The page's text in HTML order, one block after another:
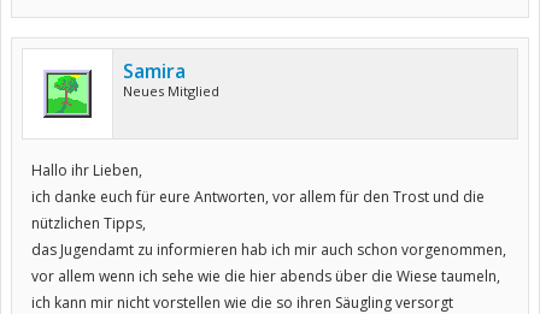
Samira
Neues Mitglied
Hallo ihr Lieben,
ich danke euch für eure Antworten, vor allem für den Trost und die
nützlichen Tipps,
das Jugendamt zu informieren hab ich mir auch schon vorgenommen,
vor allem wenn ich sehe wie die hier abends über die Wiese taumeln,
ich kann mir nicht vorstellen wie die so ihren Säugling versorgt